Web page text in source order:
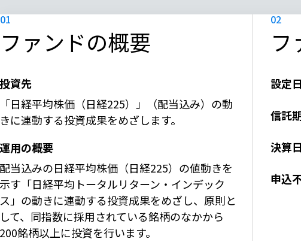
ファンドの概要
投資先
「日経平均株価（日経225）」（配当込み）の動
きに連動する投資成果をめざします。
運用の概要
配当込みの日経平均株価（日経225）の値動きを
示す「日経平均トータルリターン・インデック
ス」の動きに連動する投資成果をめざし、原則と
して、同指数に採用されている銘柄のなかから
200銘柄以上に投資を行います。
フ
設定日
信託
決算日
申込